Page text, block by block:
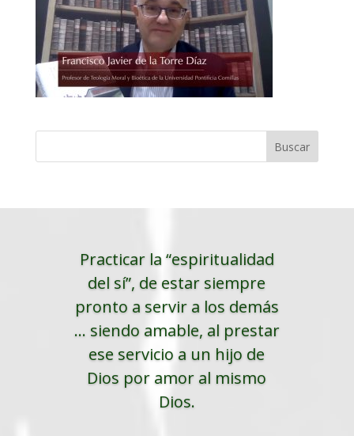
Practicar la “espiritualidad
del sí”, de estar siempre
pronto a servir a los demás
... siendo amable, al prestar
ese servicio a un hijo de
Dios por amor al mismo
Dios.